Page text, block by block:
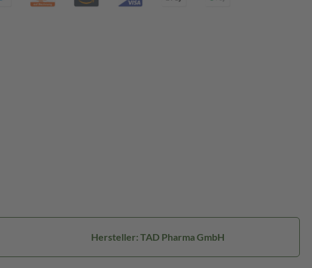
Hersteller: TAD Pharma GmbH